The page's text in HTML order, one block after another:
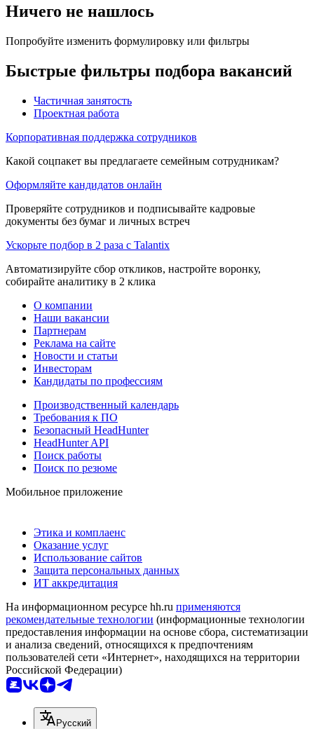
Ничего не нашлось
Попробуйте изменить формулировку или фильтры
Быстрые фильтры подбора вакансий
Частичная занятость
Проектная работа
Корпоративная поддержка сотрудников
Какой соцпакет вы предлагаете семейным сотрудникам?
Оформляйте кандидатов онлайн
Проверяйте сотрудников и подписывайте кадровые
документы без бумаг и личных встреч
Ускорьте подбор в 2 раза с Talantix
Автоматизируйте сбор откликов, настройте воронку,
собирайте аналитику в 2 клика
О компании
Наши вакансии
Партнерам
Реклама на сайте
Новости и статьи
Инвесторам
Кандидаты по профессиям
Производственный календарь
Требования к ПО
Безопасный HeadHunter
HeadHunter API
Поиск работы
Поиск по резюме
Мобильное приложение
Этика и комплаенс
Оказание услуг
Использование сайтов
Защита персональных данных
ИТ аккредитация
На информационном ресурсе hh.ru применяются
рекомендательные технологии (информационные технологии
предоставления информации на основе сбора, систематизации
и анализа сведений, относящихся к предпочтениям
пользователей сети «Интернет», находящихся на территории
Российской Федерации)
Русский